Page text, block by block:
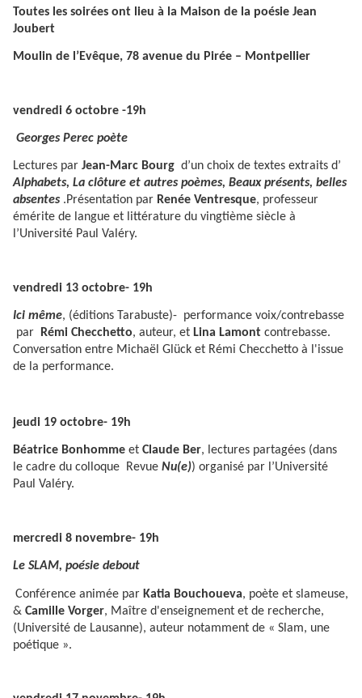
Toutes les soirées ont lieu à la Maison de la poésie Jean
Joubert
Moulin de l’Evêque, 78 avenue du Pirée – Montpellier
vendredi 6 octobre -19h
Georges Perec poète
Lectures par Jean-Marc Bourg d’un choix de textes extraits d’
Alphabets, La clôture et autres poèmes, Beaux présents, belles
absentes .Présentation par Renée Ventresque, professeur
émérite de langue et littérature du vingtième siècle à
l’Université Paul Valéry.
vendredi 13 octobre- 19h
Ici même, (éditions Tarabuste)- performance voix/contrebasse
par Rémi Checchetto, auteur, et Lina Lamont contrebasse.
Conversation entre Michaël Glück et Rémi Checchetto à l'issue
de la performance.
jeudi 19 octobre- 19h
Béatrice Bonhomme et Claude Ber, lectures partagées (dans
le cadre du colloque Revue Nu(e)) organisé par l’Université
Paul Valéry.
mercredi 8 novembre- 19h
Le SLAM, poésie debout
Conférence animée par Katia Bouchoueva, poète et slameuse,
& Camille Vorger, Maître d'enseignement et de recherche,
(Université de Lausanne), auteur notamment de « Slam, une
poétique ».